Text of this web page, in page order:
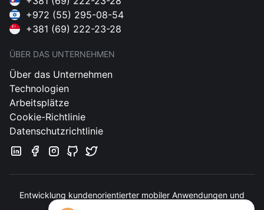
+972 (55) 295-08-54
+381 (69) 222-23-28
ÜBER DAS UNTERNEHMEN
Über das Unternehmen
Technologien
Arbeitsplätze
Cookie-Richtlinie
Datenschutzrichtlinie
Entwicklung kundenorientierter mobiler Anwendungen und